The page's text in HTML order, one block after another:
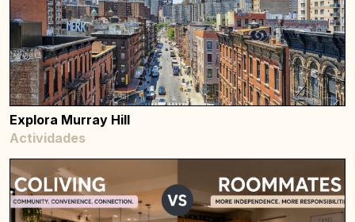
Explora Murray Hill
Actividades